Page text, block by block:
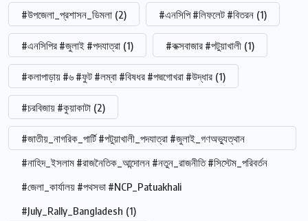
#উপজেলা_প্রশাসন_ডিমলা (2) #এনসিপি #লিফলেট #বিতরন (1)
#এনসিপির #জুলাই #পদযাত্রা (1) #কক্সবাজার #পটুয়াখালী (1)
#কলাপাড়ায় #৬ #ফুট #লম্বা #বিষধর #পদ্মগোখরা #উদ্ধার (1)
#চরবিজায় #কুয়াকাটা (2)
#জাতীয়_নাগরিক_পার্টি #পটুয়াখালী_পদযাত্রা #জুলাই_গণঅভ্যুত্থান
#নাহিদ_ইসলাম #রাজনৈতিক_আন্দোলন #নতুন_রাজনীতি #সিস্টেম_পরিবর্তন
#জেলা_কার্যালয় #পথসভা #NCP_Patuakhali
#July_Rally_Bangladesh (1)